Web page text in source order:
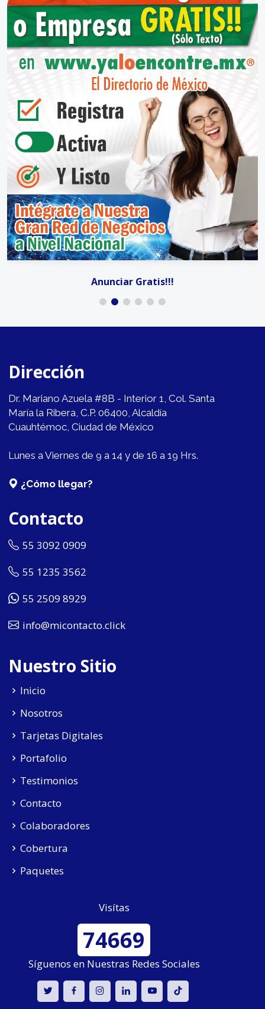
Anunciar Gratis!!!
Dirección
Dr. Mariano Azuela #8B - Interior 1, Col. Santa
María la Ribera, C.P. 06400, Alcaldía
Cuauhtémoc, Ciudad de México
Lunes a Viernes de 9 a 14 y de 16 a 19 Hrs.
¿Cómo llegar?
Contacto
55 3092 0909
55 1235 3562
55 2509 8929
info@micontacto.click
Nuestro Sitio
Inicio
Nosotros
Tarjetas Digitales
Portafolio
Testimonios
Contacto
Colaboradores
Cobertura
Paquetes
Visítas
74669
Síguenos en Nuestras Redes Sociales